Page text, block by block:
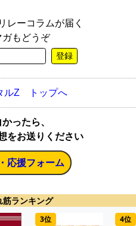
レーコラムが届く
もどうぞ
登録
ルZ トップへ
ったら、
をお送りください
応援フォーム
ランキング
3位 4位